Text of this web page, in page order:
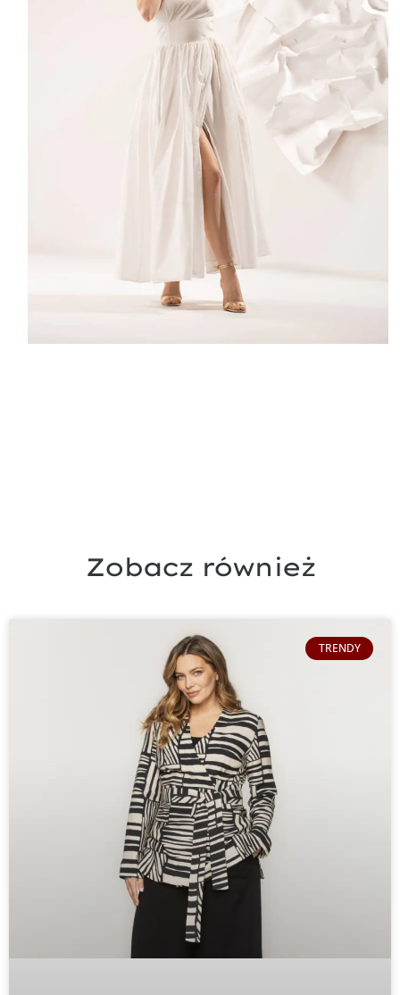
Zobacz również
TRENDY